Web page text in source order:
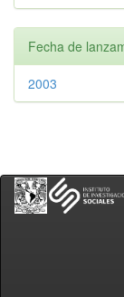
Fecha de
2003